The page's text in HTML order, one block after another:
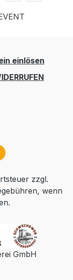
einlösen
zzgl.
wenn
GmbH